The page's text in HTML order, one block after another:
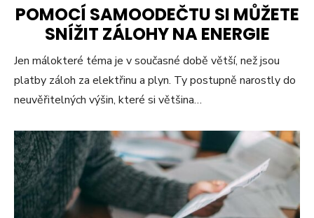
POMOCÍ SAMOODEČTU SI MŮŽETE
SNÍŽIT ZÁLOHY NA ENERGIE
Jen málokteré téma je v současné době větší, než jsou
platby záloh za elektřinu a plyn. Ty postupně narostly do
neuvěřitelných výšin, které si většina…